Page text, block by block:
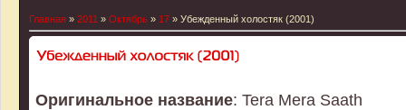
Главная » 2011 » Октябрь » 17 » Убежденный холостяк (2001)
Оригинальное название: Tera Mera Saath